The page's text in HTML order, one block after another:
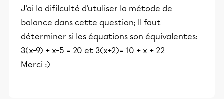
J'ai la difilculté d'utuliser la métode de
balance dans cette question; Il faut
déterminer si les équations son équivalentes:
3(x-9) + x-5 = 20 et 3(x+2)= 10 + x + 22
Merci :)